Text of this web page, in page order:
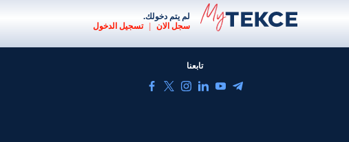
لم يتم دخولك.
سجل الان
| تسجيل الدخول
تابعنا